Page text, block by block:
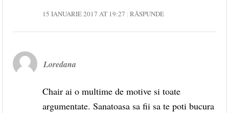
15 IANUARIE 2017 AT 19:27 RĂSPUNDE
Loredana
Chair ai o multime de motive si toate
argumentate. Sanatoasa sa fii sa te poti bucura